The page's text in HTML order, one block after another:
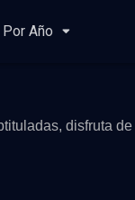
Por Año
disfruta de